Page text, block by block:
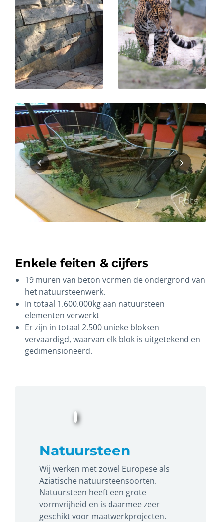
Enkele feiten & cijfers
19 muren van beton vormen de ondergrond van
het natuursteenwerk.
In totaal 1.600.000kg aan natuursteen
elementen verwerkt
Er zijn in totaal 2.500 unieke blokken
vervaardigd, waarvan elk blok is uitgetekend en
gedimensioneerd.
Natuursteen
Wij werken met zowel Europese als
Aziatische natuursteensoorten.
Natuursteen heeft een grote
vormvrijheid en is daarmee zeer
geschikt voor maatwerkprojecten.